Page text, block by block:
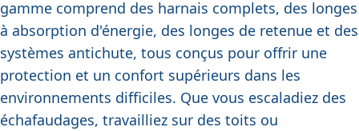
gamme comprend des harnais complets, des longes
à absorption d'énergie, des longes de retenue et des
systèmes antichute, tous conçus pour offrir une
protection et un confort supérieurs dans les
environnements difficiles. Que vous escaladiez des
échafaudages, travailliez sur des toits ou